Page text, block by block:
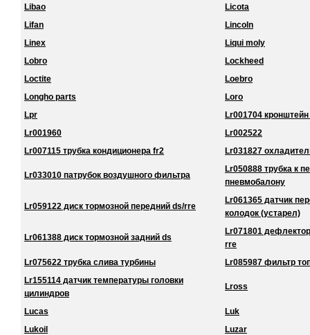
Libao
Licota
Lifan
Lincoln
Linex
Liqui moly
Lobro
Lockheed
Loctite
Loebro
Longho parts
Loro
Lpr
Lr001704
Lr001960
Lr002522
Lr007115 трубка кондиционера fr2
Lr031827
Lr033010 патрубок воздушного фильтра
Lr050888 трубка к
пневмобалону
Lr059122 диск тормозной передний ds/rre
Lr061365 датчик
колодок (устарел)
Lr061388 диск тормозной задний ds
Lr071801
rre
Lr075622 трубка слива турбины
Lr085987 фильтр
Lr155114 датчик температуры головки
цилиндров
Lross
Lucas
Luk
Lukoil
Luzar